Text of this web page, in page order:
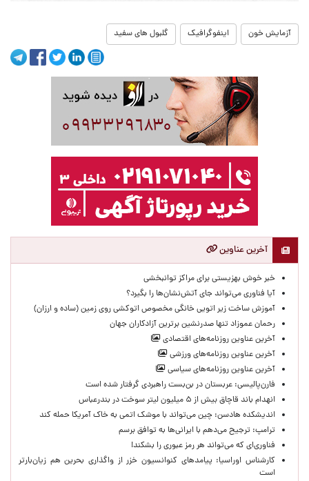
آزمایش خون اینفوگرافیک گلبول های سفید
آخرین عناوین
خبر خوش بهزیستی برای مراکز توانبخشی
آیا فناوری می‌تواند جای آتش‌نشان‌ها را بگیرد؟
آموزش ساخت زیر اتویی خانگی مخصوص اتوکشی روی زمین (ساده و ارزان)
رحمان عموزاد تنها صدرنشین برترین آزادکاران جهان
آخرین عناوین روزنامه‌های اقتصادی
آخرین عناوین روزنامه‌های ورزشی
آخرین عناوین روزنامه‌های سیاسی
فارن‌پالیسی: عربستان در بن‌بست راهبردی گرفتار شده است
انهدام باند قاچاق بیش از ۵ میلیون لیتر سوخت در بندرعباس
اندیشکده هادسن: چین می‌تواند با موشک اتمی به خاک آمریکا حمله کند
ترامپ: ترجیح می‌دهم با ایرانی‌‌ها به توافق برسم
فناوری‌ای که می‌تواند هر رمز عبوری را بشکند!
کارشناس اوراسیا: پیامدهای کنوانسیون خزر از واگذاری بحرین هم زیان‌بارتر
است